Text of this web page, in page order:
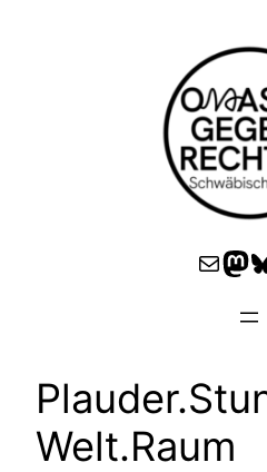
E-Mail
Welt.Raum